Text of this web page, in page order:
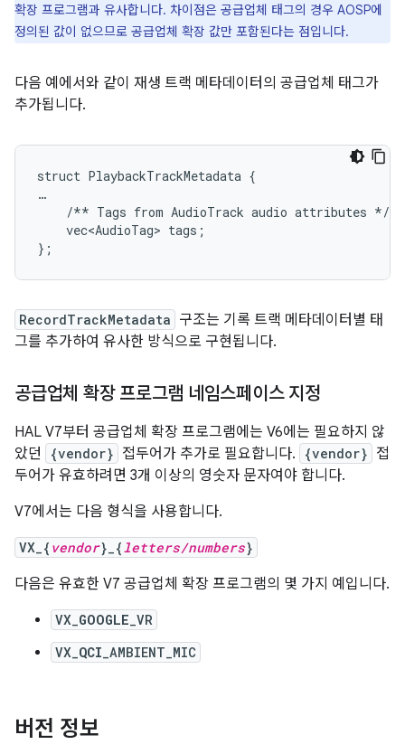
확장 프로그램과 유사합니다. 차이점은 공급업체 태그의 경우 AOSP에
정의된 값이 없으므로 공급업체 확장 값만 포함된다는 점입니다.
다음 예에서와 같이 재생 트랙 메타데이터의 공급업체 태그가
추가됩니다.
struct PlaybackTrackMetadata {
…
    /** Tags from AudioTrack audio attributes */
    vec<AudioTag> tags;
RecordTrackMetadata 구조는 기록 트랙 메타데이터별 태
그를 추가하여 유사한 방식으로 구현됩니다.
공급업체 확장 프로그램 네임스페이스 지정
HAL V7부터 공급업체 확장 프로그램에는 V6에는 필요하지 않
았던
{vendor} 접두어가 추가로 필요합니다. {vendor} 접
두어가 유효하려면 3개 이상의 영숫자 문자여야 합니다.
V7에서는 다음 형식을 사용합니다.
VX_{ vendor}_{letters/numbers}
다음은 유효한 V7 공급업체 확장 프로그램의 몇 가지 예입니다.
VX_ GOOGLE _VR
VX_ QCI _AMBIENT_MIC
버전 정보